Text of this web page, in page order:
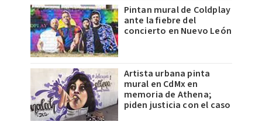
Pintan mural de Coldplay
ante la fiebre del
concierto en Nuevo León
Artista urbana pinta
mural en CdMx en
memoria de Athena;
piden justicia con el caso